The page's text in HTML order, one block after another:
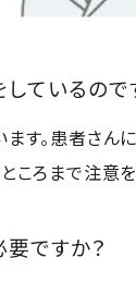
ているので
す。患者さ
ころまで注意
ですか？